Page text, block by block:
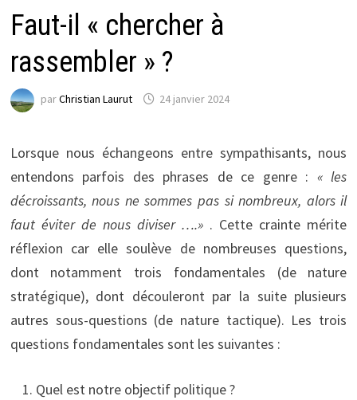
Faut-il « chercher à
rassembler » ?
parChristian Laurut 24 janvier 2024
Lorsque nous échangeons entre sympathisants, nous
entendons parfois des phrases de ce genre : « les
décroissants, nous ne sommes pas si nombreux, alors il
faut éviter de nous diviser ….» . Cette crainte mérite
réflexion car elle soulève de nombreuses questions,
dont notamment trois fondamentales (de nature
stratégique), dont découleront par la suite plusieurs
autres sous-questions (de nature tactique). Les trois
questions fondamentales sont les suivantes :
Quel est notre objectif politique ?